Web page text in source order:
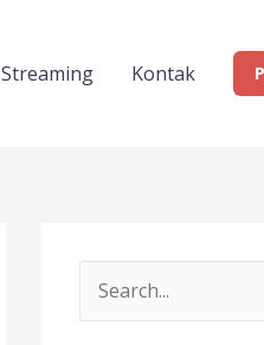
Streaming Kontak